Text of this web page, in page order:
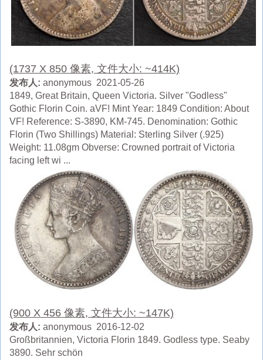
(1737 X 850 像素, 文件大小: ~414K)
发布人: anonymous 2021-05-26
1849, Great Britain, Queen Victoria. Silver "Godless"
Gothic Florin Coin. aVF! Mint Year: 1849 Condition: About
VF! Reference: S-3890, KM-745. Denomination: Gothic
Florin (Two Shillings) Material: Sterling Silver (.925)
Weight: 11.08gm Obverse: Crowned portrait of Victoria
facing left wi ...
(900 X 456 像素, 文件大小: ~147K)
发布人: anonymous 2016-12-02
Großbritannien, Victoria Florin 1849. Godless type. Seaby
3890. Sehr schön